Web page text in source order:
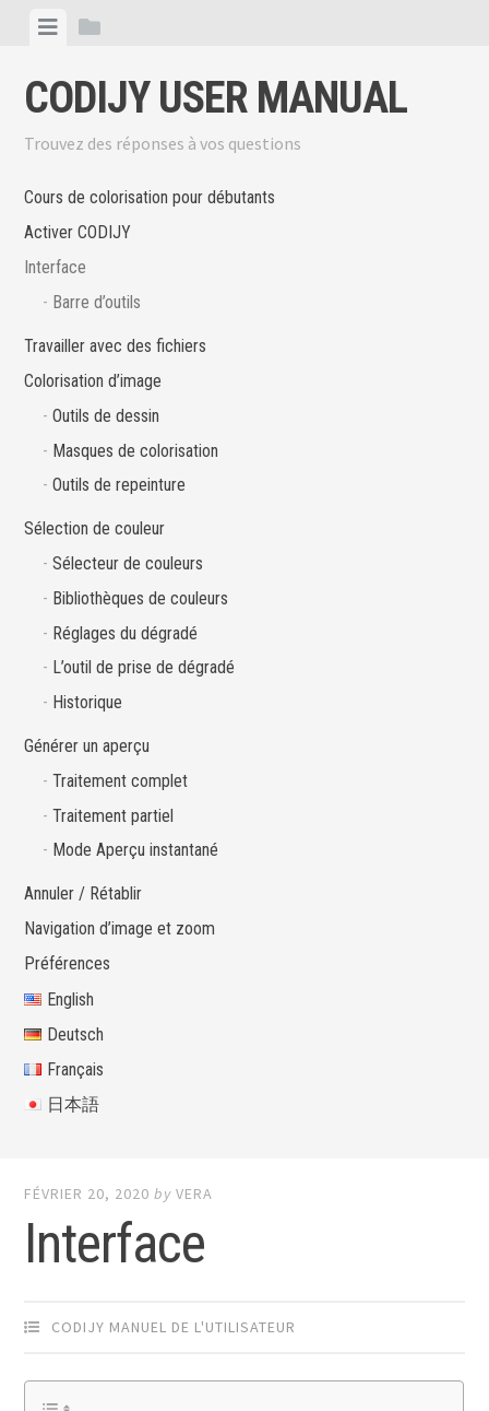
CODIJY USER MANUAL
Trouvez des réponses à vos questions
Cours de colorisation pour débutants
Activer CODIJY
Interface
Barre d’outils
Travailler avec des fichiers
Colorisation d’image
Outils de dessin
Masques de colorisation
Outils de repeinture
Sélection de couleur
Sélecteur de couleurs
Bibliothèques de couleurs
Réglages du dégradé
L’outil de prise de dégradé
Historique
Générer un aperçu
Traitement complet
Traitement partiel
Mode Aperçu instantané
Annuler / Rétablir
Navigation d’image et zoom
Préférences
English
Deutsch
Français
日本語
FÉVRIER 20, 2020 byVERA
Interface
CODIJY MANUEL DE L'UTILISATEUR